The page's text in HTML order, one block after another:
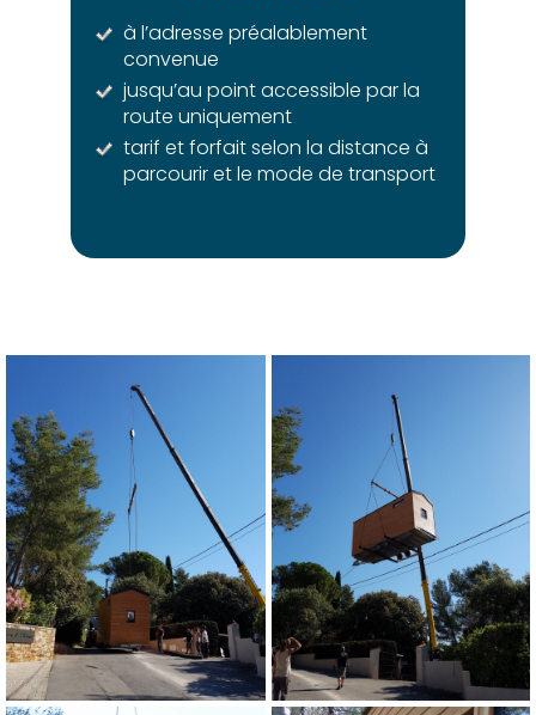
à l’adresse préalablement
convenue
jusqu’au point accessible par la
route uniquement
tarif et forfait selon la distance à
parcourir et le mode de transport